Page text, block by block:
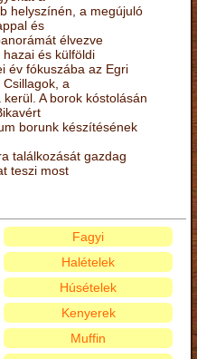
helyszínén, a megújuló
és
élvezve
és külföldi
év fókuszába az Egri
a
A borok kóstolásán
borunk készítésének
találkozását gazdag
teszi most
Fagyi
Halételek
Húsételek
Kenyerek
Muffin